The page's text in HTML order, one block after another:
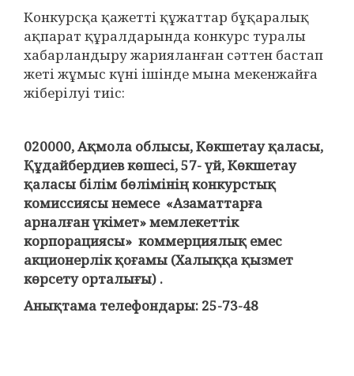
Конкурсқа қажетті құжаттар бұқаралық
ақпарат құралдарында конкурс туралы
хабарландыру жарияланған сәттен бастап
жеті жұмыс күні ішінде мына мекенжайға
жіберілуі тиіс:
020000, Ақмола облысы, Көкшетау қаласы,
Құдайбердиев көшесі, 57- үй, Көкшетау
қаласы білім бөлімінің конкурстық
комиссиясы немесе «Азаматтарға
арналған үкімет» мемлекеттік
корпорациясы» коммерциялық емес
акционерлік қоғамы (Халыққа қызмет
көрсету орталығы) .
Анықтама телефондары: 25-73-48